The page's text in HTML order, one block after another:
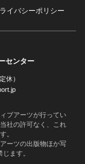
イバシーポリシー
センター
休）
ブアーツが行ってい
社の許可なく、これ
。
ーツの出版物ほか写
ます。